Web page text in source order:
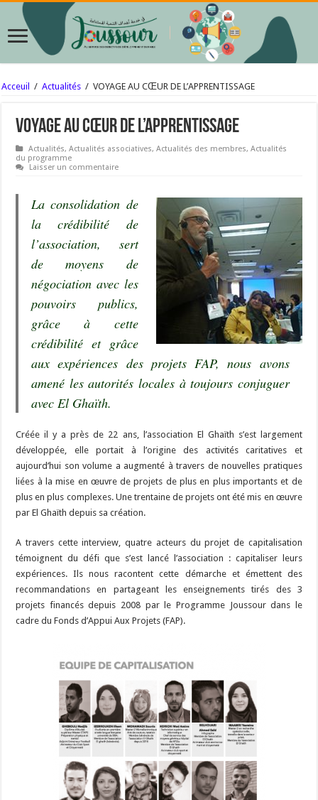
Acceuil / Actualités / VOYAGE AU CŒUR DE L’APPRENTISSAGE
VOYAGE AU CŒUR DE L’APPRENTISSAGE
Actualités,Actualités associatives,Actualités des membres,Actualités
du programme
Laisser un commentaire
La consolidation de
la crédibilité de
l’association, sert
de moyens de
négociation avec les
pouvoirs publics,
grâce à cette
crédibilité et grâce
aux expériences des projets FAP, nous avons
amené les autorités locales à toujours conjuguer
avec El Ghaïth.
Créée il y a près de 22 ans, l’association El Ghaïth s’est largement
développée, elle portait à l’origine des activités caritatives et
aujourd’hui son volume a augmenté à travers de nouvelles pratiques
liées à la mise en œuvre de projets de plus en plus importants et de
plus en plus complexes. Une trentaine de projets ont été mis en œuvre
par El Ghaïth depuis sa création.
A travers cette interview, quatre acteurs du projet de capitalisation
témoignent du défi que s’est lancé l’association : capitaliser leurs
expériences. Ils nous racontent cette démarche et émettent des
recommandations en partageant les enseignements tirés des 3
projets financés depuis 2008 par le Programme Joussour dans le
cadre du Fonds d’Appui Aux Projets (FAP).